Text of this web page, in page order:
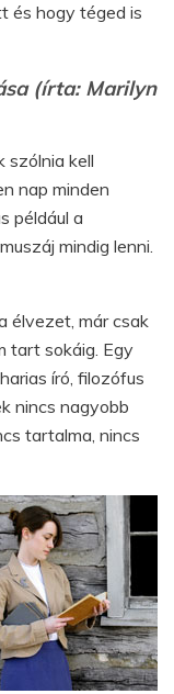
és hogy téged is
(írta: Marilyn
szólnia kell
nap minden
például a
mindig lenni.
élvezet, már csak
tart sokáig. Egy
író, filozófus
nincs nagyobb
tartalma, nincs